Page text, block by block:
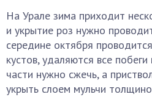
На Урале зима приходит
и укрытие роз нужно
середине октября
кустов, удаляются все
части нужно сжечь, а
укрыть слоем мульчи